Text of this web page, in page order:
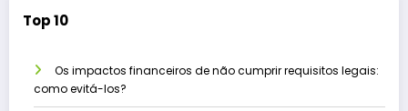
Top 10
Os impactos financeiros de não cumprir requisitos legais:
como evitá-los?